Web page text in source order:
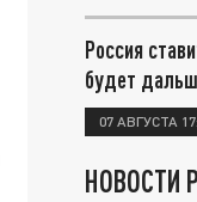
Россия
будет
07 АВГУСТА
НОВОСТИ